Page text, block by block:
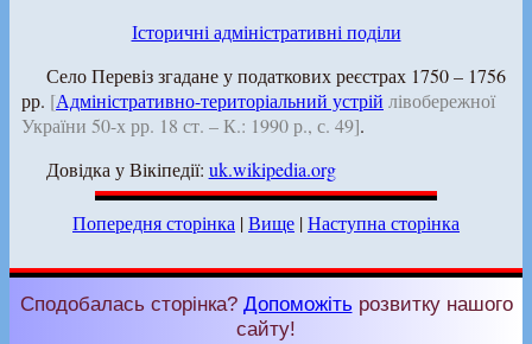
Історичні адміністративні поділи
Село Перевіз згадане у податкових реєстрах 1750 – 1756
рр. [Адміністративно-територіальний устрій лівобережної
України 50-х рр. 18 ст. – К.: 1990 р., с. 49].
Довідка у Вікіпедії: uk.wikipedia.org
Попередня сторінка |Вище |Наступна сторінка
Сподобалась сторінка? Допоможіть розвитку нашого
сайту!